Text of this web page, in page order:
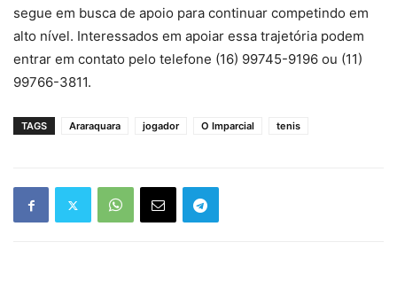
segue em busca de apoio para continuar competindo em
alto nível. Interessados em apoiar essa trajetória podem
entrar em contato pelo telefone (16) 99745-9196 ou (11)
99766-3811.
TAGS Araraquara jogador O Imparcial tenis